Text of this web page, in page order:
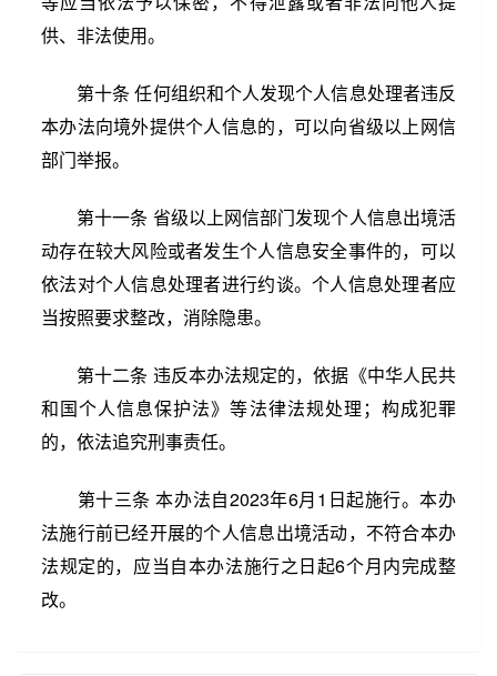
供、非法使用。
第十条 任何组织和个人发现个人信息处理者违反
本办法向境外提供个人信息的，可以向省级以上网信
部门举报。
第十一条 省级以上网信部门发现个人信息出境活
动存在较大风险或者发生个人信息安全事件的，可以
依法对个人信息处理者进行约谈。个人信息处理者应
当按照要求整改，消除隐患。
第十二条 违反本办法规定的，依据《中华人民共
和国个人信息保护法》等法律法规处理；构成犯罪
的，依法追究刑事责任。
第十三条 本办法自2023年6月1日起施行。本办
法施行前已经开展的个人信息出境活动，不符合本办
法规定的，应当自本办法施行之日起6个月内完成整
改。